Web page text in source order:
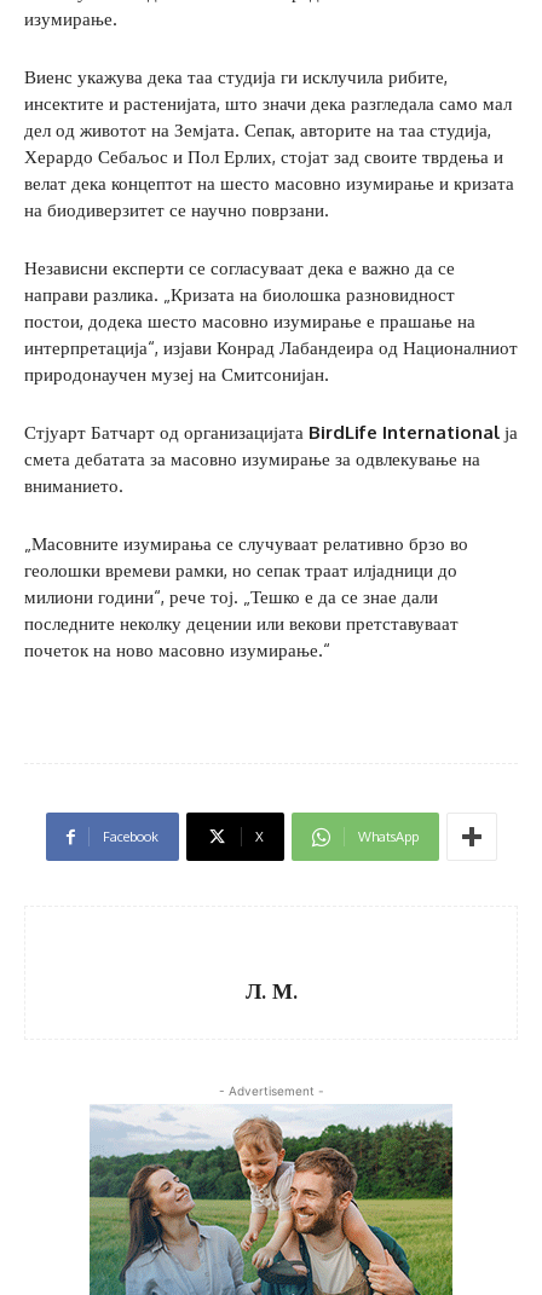
изумирање.
Виенс укажува дека таа студија ги исклучила рибите,
инсектите и растенијата, што значи дека разгледала само мал
дел од животот на Земјата. Сепак, авторите на таа студија,
Херардо Себаљос и Пол Ерлих, стојат зад своите тврдења и
велат дека концептот на шесто масовно изумирање и кризата
на биодиверзитет се научно поврзани.
Независни експерти се согласуваат дека е важно да се
направи разлика. „Кризата на биолошка разновидност
постои, додека шесто масовно изумирање е прашање на
интерпретација“, изјави Конрад Лабандеира од Националниот
природонаучен музеј на Смитсонијан.
Стјуарт Батчарт од организацијата BirdLife International ја
смета дебатата за масовно изумирање за одвлекување на
вниманието.
„Масовните изумирања се случуваат релативно брзо во
геолошки времеви рамки, но сепак траат илјадници до
милиони години“, рече тој. „Тешко е да се знае дали
последните неколку децении или векови претставуваат
почеток на ново масовно изумирање.“
Facebook X WhatsApp
Л. М.
- Advertisement -